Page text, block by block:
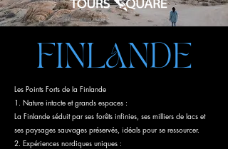
FINLANDE
Les Points Forts de la Finlande
1. Nature intacte et grands espaces :
La Finlande séduit par ses forêts infinies, ses milliers de lacs et
ses paysages sauvages préservés, idéals pour se ressourcer.
2. Expériences nordiques uniques :